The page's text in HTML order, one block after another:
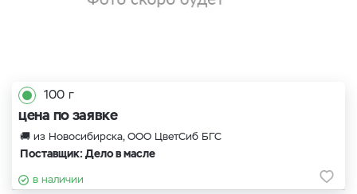
100 г
цена по заявке
в наличии
🚚 из Новосибирска, ООО ЦветСиб БГС
Поставщик: Дело в масле